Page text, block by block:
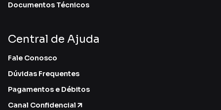
Documentos Técnicos
Central de Ajuda
Fale Conosco
Dúvidas Frequentes
Pagamentos e Débitos
Canal Confidencial